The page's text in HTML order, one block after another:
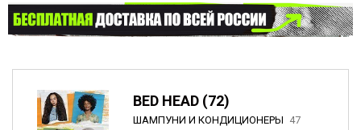
BED HEAD (72)
ШАМПУНИ И КОНДИЦИОНЕРЫ 47